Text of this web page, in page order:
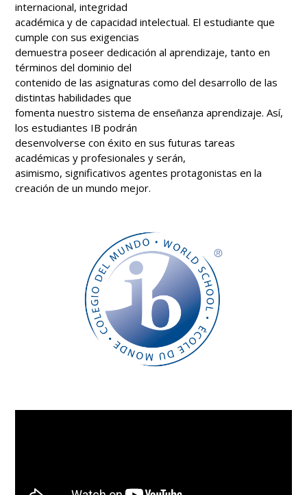
internacional, integridad
académica y de capacidad intelectual. El estudiante que
cumple con sus exigencias
demuestra poseer dedicación al aprendizaje, tanto en
términos del dominio del
contenido de las asignaturas como del desarrollo de las
distintas habilidades que
fomenta nuestro sistema de enseñanza aprendizaje. Así,
los estudiantes IB podrán
desenvolverse con éxito en sus futuras tareas
académicas y profesionales y serán,
asimismo, significativos agentes protagonistas en la
creación de un mundo mejor.